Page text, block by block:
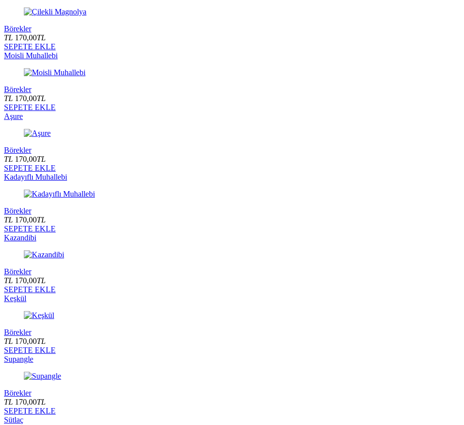
Börekler
TL 170,00TL
SEPETE EKLE
Moisli Muhallebi
Börekler
TL 170,00TL
SEPETE EKLE
Aşure
Börekler
TL 170,00TL
SEPETE EKLE
Kadayıflı Muhallebi
Börekler
TL 170,00TL
SEPETE EKLE
Kazandibi
Börekler
TL 170,00TL
SEPETE EKLE
Keşkül
Börekler
TL 170,00TL
SEPETE EKLE
Supangle
Börekler
TL 170,00TL
SEPETE EKLE
Sütlaç